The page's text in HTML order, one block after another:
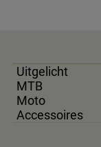
Uitgelicht
MTB
Moto
Accessoires